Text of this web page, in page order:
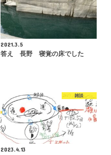
2021.3.5
答え 長野 寝覚の床でした
雑談
2023.4.13